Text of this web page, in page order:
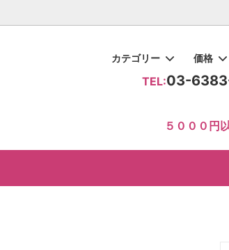
カテゴリー 価格
ゴージャスビジュー飾りドレ
ドレス
｜年齢を問わ
TEL:03-
５０００円